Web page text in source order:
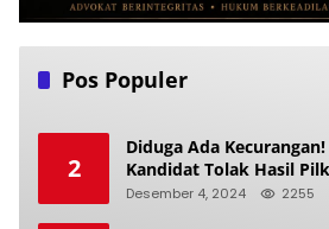
Pos Populer
2
Diduga Ada
Kandidat Tolak Hasil
Desember 4, 2024 2255